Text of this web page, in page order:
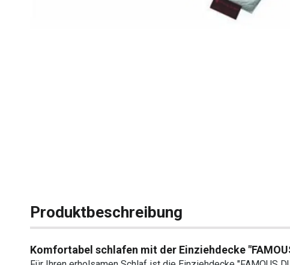
Produktbeschreibung
Komfortabel schlafen mit der Einziehdecke